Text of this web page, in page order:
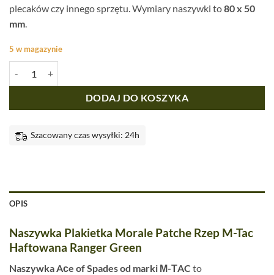
plecaków czy innego sprzętu. Wymiary naszywki to80 x 50
mm
5 w magazynie
DODAJ DO KOSZYKA
Szacowany czas wysyłki: 24h
OPIS
Naszywka Plakietka Morale Patche Rzep M-Tac
Haftowana Ranger Green
Naszywka Aсe of Spades od marki М-ТAC to